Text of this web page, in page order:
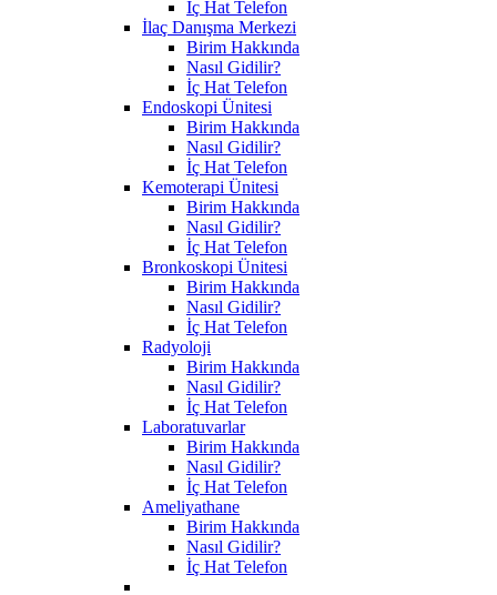
İç Hat Telefon
İlaç Danışma Merkezi
Birim Hakkında
Nasıl Gidilir?
İç Hat Telefon
Endoskopi Ünitesi
Birim Hakkında
Nasıl Gidilir?
İç Hat Telefon
Kemoterapi Ünitesi
Birim Hakkında
Nasıl Gidilir?
İç Hat Telefon
Bronkoskopi Ünitesi
Birim Hakkında
Nasıl Gidilir?
İç Hat Telefon
Radyoloji
Birim Hakkında
Nasıl Gidilir?
İç Hat Telefon
Laboratuvarlar
Birim Hakkında
Nasıl Gidilir?
İç Hat Telefon
Ameliyathane
Birim Hakkında
Nasıl Gidilir?
İç Hat Telefon